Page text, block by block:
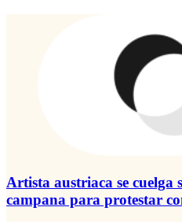
Artista austriaca se cuelga
campana para protestar